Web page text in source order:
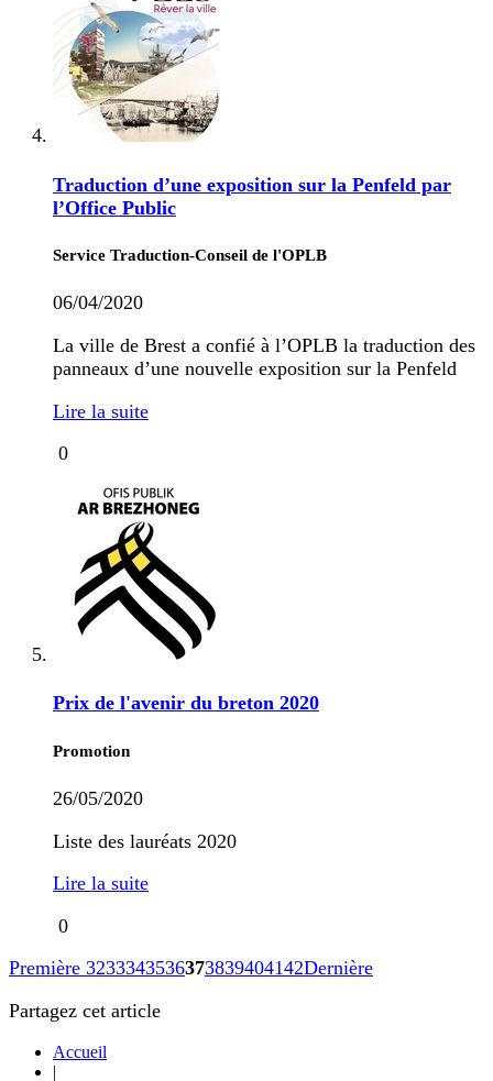
Traduction d’une exposition sur la Penfeld par
l’Office Public
Service Traduction-Conseil de l'OPLB
06/04/2020
La ville de Brest a confié à l’OPLB la traduction des
panneaux d’une nouvelle exposition sur la Penfeld
Lire la suite
0
Prix de l'avenir du breton 2020
Promotion
26/05/2020
Liste des lauréats 2020
Lire la suite
0
Première 3233343536373839404142Dernière
Partagez cet article
Accueil
|